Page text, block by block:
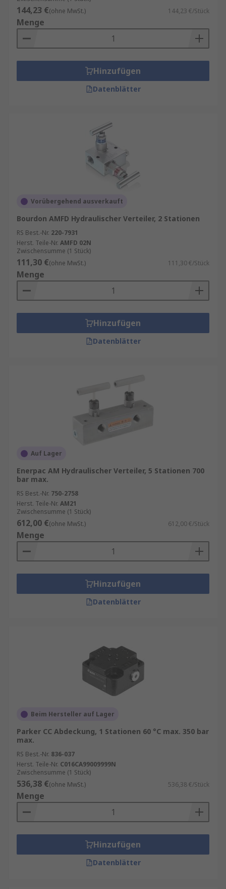
144,23 €(ohne MwSt.) 144,23 €/Stück
Menge
Hinzufügen
Datenblätter
Vorübergehend ausverkauft
Bourdon AMFD Hydraulischer Verteiler, 2 Stationen
RS Best.-Nr. 220-7931
Herst. Teile-Nr. AMFD 02N
Zwischensumme (1 Stück)
111,30 €(ohne MwSt.) 111,30 €/Stück
Menge
Hinzufügen
Datenblätter
Auf Lager
Enerpac AM Hydraulischer Verteiler, 5 Stationen 700
bar max.
RS Best.-Nr. 750-2758
Herst. Teile-Nr. AM21
Zwischensumme (1 Stück)
612,00 €(ohne MwSt.) 612,00 €/Stück
Menge
Hinzufügen
Datenblätter
Beim Hersteller auf Lager
Parker CC Abdeckung, 1 Stationen 60 °C max. 350 bar
max.
RS Best.-Nr. 836-037
Herst. Teile-Nr. C016CA99009999N
Zwischensumme (1 Stück)
536,38 €(ohne MwSt.) 536,38 €/Stück
Menge
Hinzufügen
Datenblätter